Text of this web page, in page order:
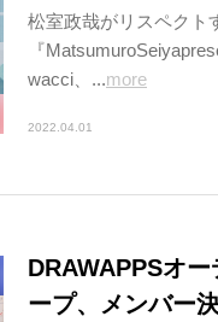
松室政哉がリスペクト
『
wacci、...more
2022.04.01
DRAWAPPSオ
ープ、メンバー